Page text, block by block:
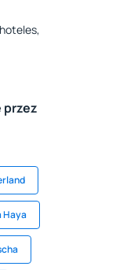
Haya